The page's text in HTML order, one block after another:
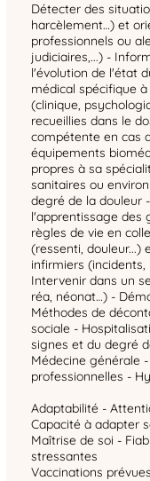
Détecter des
harcèlement…) et
professionnels ou
judiciaires,...) -
l'évolution de l'état
médical spécifique
(clinique,
recueillies dans le
compétente en cas
équipements
propres à sa
sanitaires ou
degré de la douleur
l'apprentissage des
règles de vie en
(ressenti, douleur...)
infirmiers
Intervenir dans un
réa, néonat…) -
Méthodes de
sociale -
signes et du degré
Médecine générale
professionnelles -
Adaptabilité -
Capacité à adapter
Maîtrise de soi -
stressantes
Vaccinations